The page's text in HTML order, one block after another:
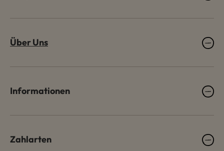
Über Uns
Informationen
Zahlarten